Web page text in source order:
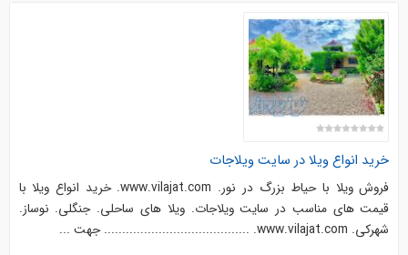
خرید انواع ویلا در سایت ویلاجات
فروش ویلا با حیاط بزرگ در نور. www.vilajat.com. خرید انواع ویلا با
قیمت های مناسب در سایت ویلاجات. ویلا های ساحلی. جنگلی. نوساز.
شهرکی. www.vilajat.com. ........................................ جهت ...